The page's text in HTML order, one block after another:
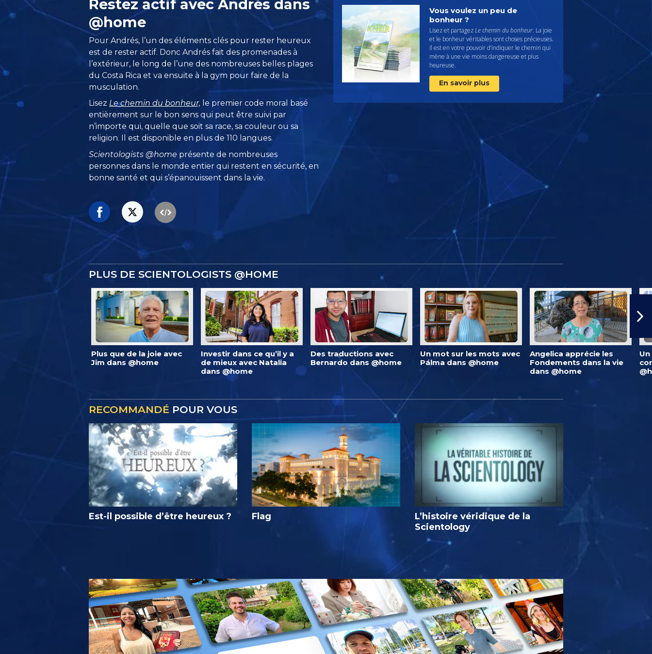
Restez actif avec Andrés dans
@home
Pour Andrés, l’un des éléments clés pour rester heureux
est de rester actif. Donc Andrés fait des promenades à
l’extérieur, le long de l’une des nombreuses belles plages
du Costa Rica et va ensuite à la gym pour faire de la
musculation.
Lisez Le chemin du bonheur, le premier code moral basé
entièrement sur le bon sens qui peut être suivi par
n’importe qui, quelle que soit sa race, sa couleur ou sa
religion. Il est disponible en plus de 110 langues.
Scientologists @home présente de nombreuses
personnes dans le monde entier qui restent en sécurité, en
bonne santé et qui s’épanouissent dans la vie.
Vous voulez un peu de
bonheur ?
Lisez et partagezLe chemin du bonheur. La joie
et le bonheur véritables sont choses précieuses.
Il est en votre pouvoir d’indiquer le chemin qui
mène à une vie moins dangereuse et plus
heureuse.
En savoir plus
PLUS DE SCIENTOLOGISTS @HOME
Plus que de la joie avec
Jim dans @home
Investir dans ce qu’il y a
de mieux avec Natalia
dans @home
Des traductions avec
Bernardo dans @home
Un mot sur les mots avec
Pálma dans @home
Angelica apprécie les
Fondements dans la vie
dans @home
RECOMMANDÉ POUR VOUS
Est-il possible d’être heureux ? Flag
L’histoire véridique de la
Scientology